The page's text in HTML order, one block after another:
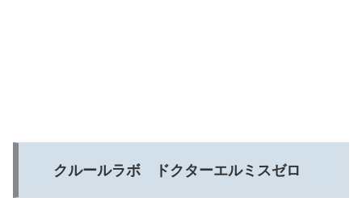
クルールラボ ドクターエルミスゼロ